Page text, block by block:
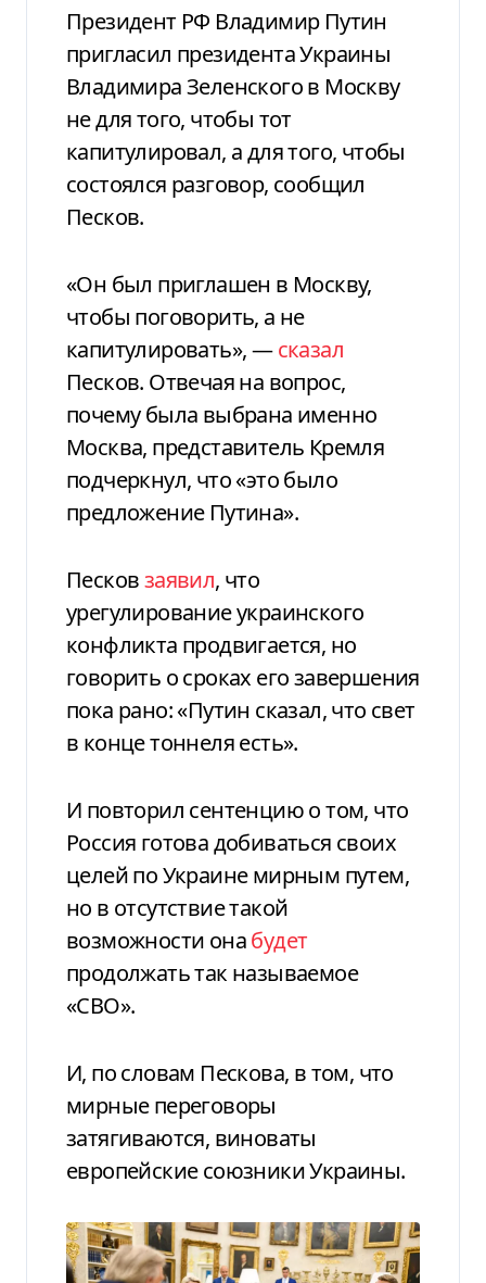
Президент РФ Владимир Путин
пригласил президента Украины
Владимира Зеленского в Москву
не для того, чтобы тот
капитулировал, а для того, чтобы
состоялся разговор, сообщил
Песков.
«Он был приглашен в Москву,
чтобы поговорить, а не
капитулировать», —сказал
Песков. Отвечая на вопрос,
почему была выбрана именно
Москва, представитель Кремля
подчеркнул, что «это было
предложение Путина».
Песковзаявил, что
урегулирование украинского
конфликта продвигается, но
говорить о сроках его завершения
пока рано: «Путин сказал, что свет
в конце тоннеля есть».
И повторил сентенцию о том, что
Россия готова добиваться своих
целей по Украине мирным путем,
но в отсутствие такой
возможности онабудет
продолжать так называемое
«СВО».
И, по словам Пескова, в том, что
мирные переговоры
затягиваются, виноваты
европейские союзники Украины.